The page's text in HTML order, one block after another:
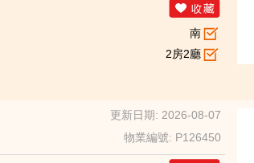
南
2房2廳
更新日期: 2026-08-07
物業編號: P126450